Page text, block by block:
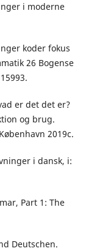
i moderne
koder fokus
26 Bogense
er det det er?
og brug.
2019c.
i dansk, i:
Part 1: The
Deutschen.